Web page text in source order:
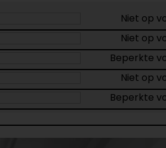
Niet op
Niet op
Beperkte
Niet op
Beperkte